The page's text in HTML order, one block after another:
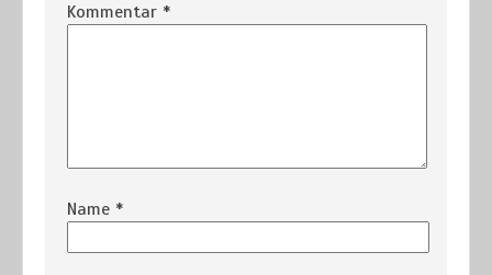
Kommentar *
Name *